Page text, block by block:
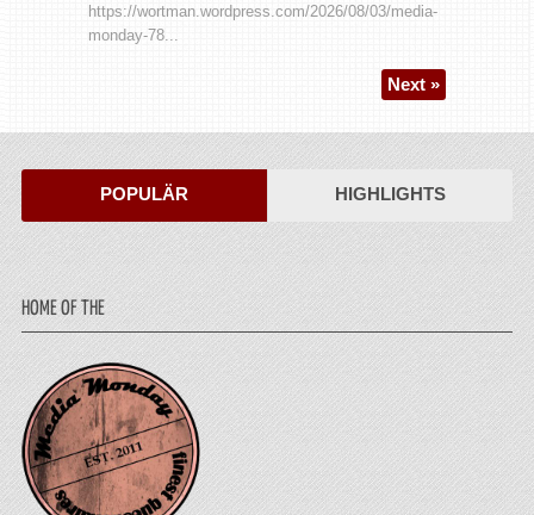
https://wortman.wordpress.com/2026/08/03/media-
monday-78...
Next »
POPULÄR HIGHLIGHTS
HOME OF THE